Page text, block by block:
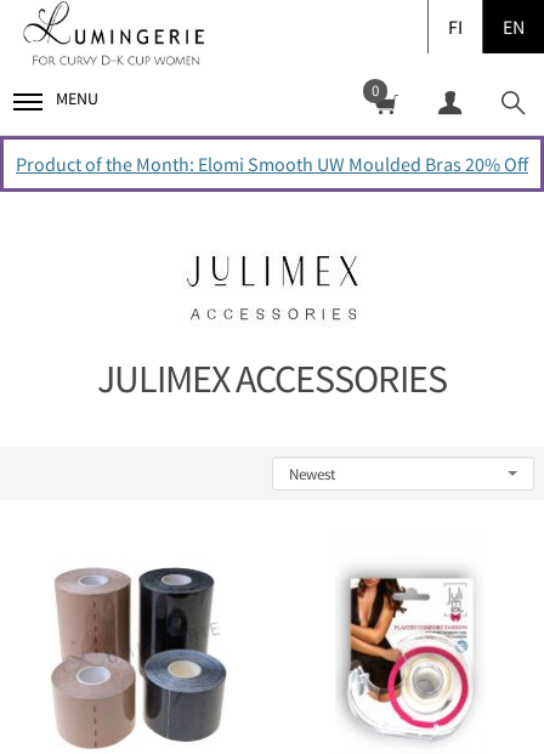
FI EN
MENU 0
Product of the Month: Elomi Smooth UW Moulded Bras 20% Off
JULIMEX ACCESSORIES